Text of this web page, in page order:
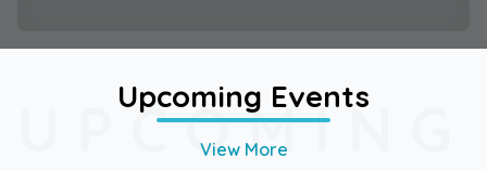
Search
UPCOMING
Upcoming Events
View More